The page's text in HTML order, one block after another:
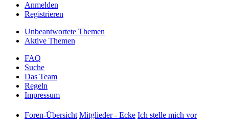
Anmelden
Registrieren
Unbeantwortete Themen
Aktive Themen
FAQ
Suche
Das Team
Regeln
Impressum
Foren-Übersicht Mitglieder - Ecke Ich stelle mich vor